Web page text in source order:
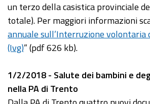
un terzo della casistica provinciale
totale). Per maggiori informazioni
annuale sull’Interruzione volontaria
(Ivg)” (pdf 626 kb).
1/2/2018 - Salute dei bambini e
nella PA di Trento